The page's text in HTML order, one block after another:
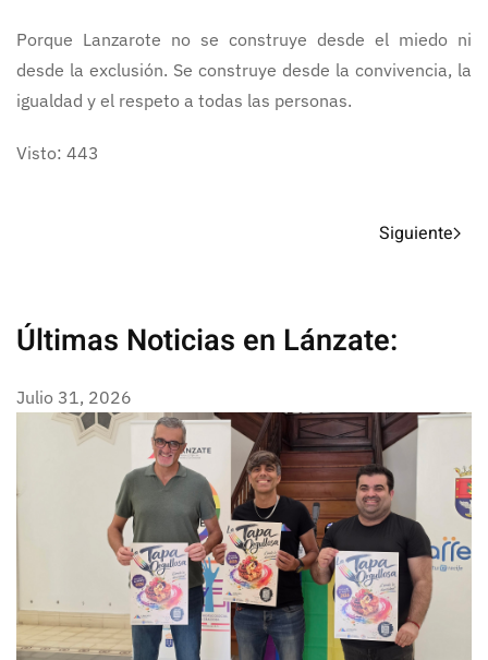
Porque Lanzarote no se construye desde el miedo ni
desde la exclusión. Se construye desde la convivencia, la
igualdad y el respeto a todas las personas.
Visto: 443
Siguiente
Últimas Noticias en Lánzate:
Julio 31, 2026